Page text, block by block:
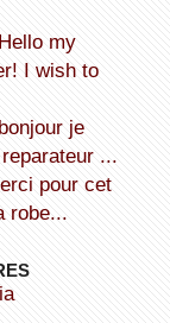
I wish to
...
robe...